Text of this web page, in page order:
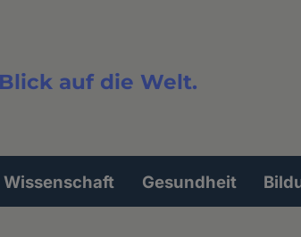
auf die Welt.
Wissenschaft Gesundheit